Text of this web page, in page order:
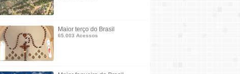
Maior terço do Brasil
65.003 Acessos